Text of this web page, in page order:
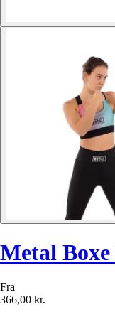
Metal Boxe
Fra
366,00 kr.